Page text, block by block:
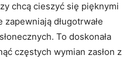
‍chcą cieszyć się pięknymi
długotrwałe
To doskonała‌
częstych wymian zasłon z